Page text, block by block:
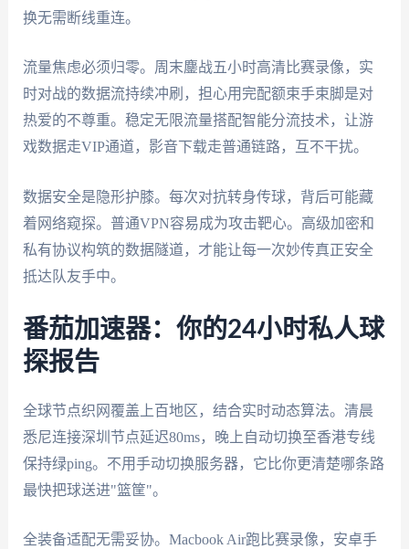
换无需断线重连。
流量焦虑必须归零。周末鏖战五小时高清比赛录像，实
时对战的数据流持续冲刷，担心用完配额束手束脚是对
热爱的不尊重。稳定无限流量搭配智能分流技术，让游
戏数据走VIP通道，影音下载走普通链路，互不干扰。
数据安全是隐形护膝。每次对抗转身传球，背后可能藏
着网络窥探。普通VPN容易成为攻击靶心。高级加密和
私有协议构筑的数据隧道，才能让每一次妙传真正安全
抵达队友手中。
番茄加速器：你的24小时私人球
探报告
全球节点织网覆盖上百地区，结合实时动态算法。清晨
悉尼连接深圳节点延迟80ms，晚上自动切换至香港专线
保持绿ping。不用手动切换服务器，它比你更清楚哪条路
最快把球送进"篮筐"。
全装备适配无需妥协。Macbook Air跑比赛录像，安卓手